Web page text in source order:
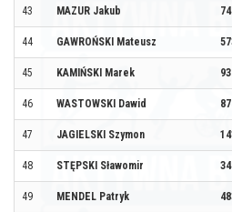
43 MAZUR Jakub
44 GAWROŃSKI Mateusz
45 KAMIŃSKI Marek 93
46 WASTOWSKI Dawid
47 JAGIELSKI Szymon
48 STĘPSKI Sławomir
49 MENDEL Patryk